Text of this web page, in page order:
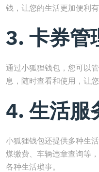
钱，让您的生活更加便利有
3. 卡券管
通过小狐狸钱包，您可以
息，随时查看和使用，让
4. 生活服
小狐狸钱包还提供多种生
煤缴费、车辆违章查询等
各种生活琐事。